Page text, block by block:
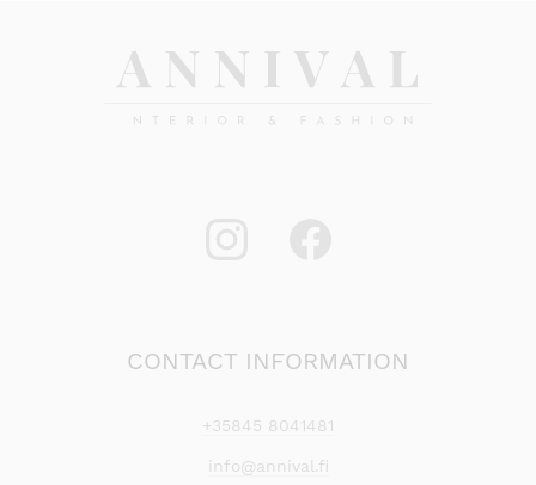
CONTACT INFORMATION
+35845 8041481
info@annival.fi